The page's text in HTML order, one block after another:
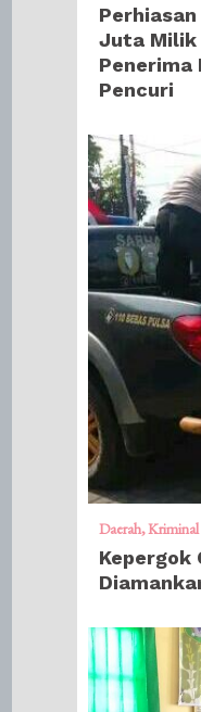
Juta Milik
Penerima
Pencuri
Daerah
Kepergok